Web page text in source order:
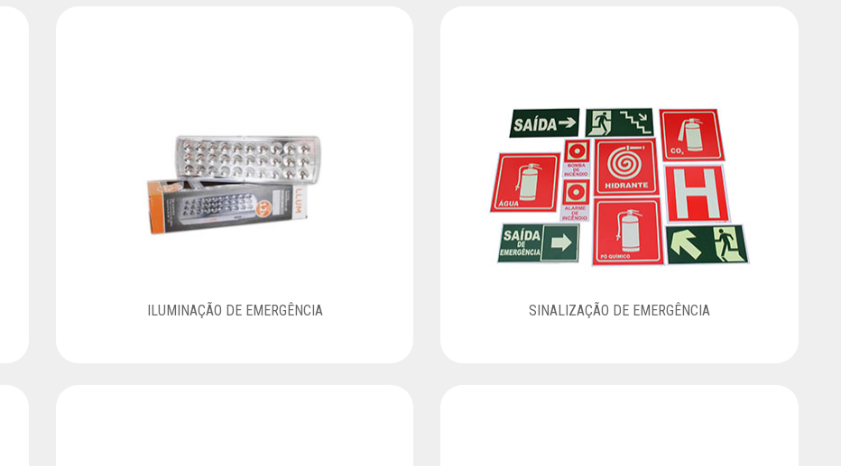
ILUMINAÇÃO DE EMERGÊNCIA SINALIZAÇÃO DE EMERGÊNCIA